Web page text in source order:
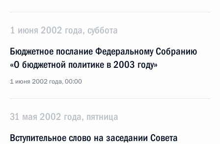
1 июня 2002 года, суббота
Бюджетное послание Федеральному Собранию
«О бюджетной политике в 2003 году»
1 июня 2002 года, 00:00
31 мая 2002 года, пятница
Вступительное слово на заседании Совета